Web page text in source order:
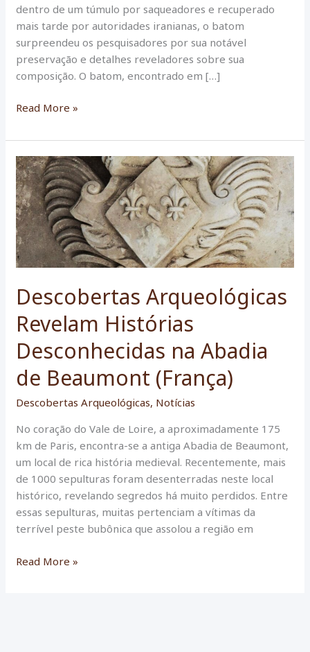
dentro de um túmulo por saqueadores e recuperado
mais tarde por autoridades iranianas, o batom
surpreendeu os pesquisadores por sua notável
preservação e detalhes reveladores sobre sua
composição. O batom, encontrado em […]
Batom
Era
do
Bronze
lança
luz
sobre
maquiagens
milenares
Read More »
Descobertas Arqueológicas
Revelam Histórias
Desconhecidas na Abadia
de Beaumont (França)
Descobertas Arqueológicas, Notícias
No coração do Vale de Loire, a aproximadamente 175
km de Paris, encontra-se a antiga Abadia de Beaumont,
um local de rica história medieval. Recentemente, mais
de 1000 sepulturas foram desenterradas neste local
histórico, revelando segredos há muito perdidos. Entre
essas sepulturas, muitas pertenciam a vítimas da
terrível peste bubônica que assolou a região em
Descobertas
Read More »